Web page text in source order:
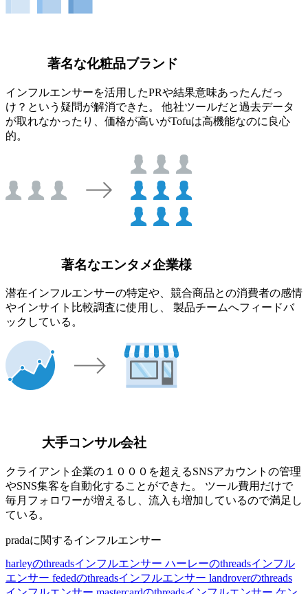
著名な化粧品ブランド
インフルエンサーを活用したPRや結果意味あったんだっ
け？という疑問が解消できた。 他社ツールだと過去データ
が取れなかったり、価格が高いがTofuは高機能なのに良心
的。
著名なエンタメ企業様
潜在インフルエンサーの特定や、競合商品との消費者の感情
やインサイト比較調査に使用し、 製品チームへフィードバ
ックしている。
大手コンサル会社
クライアント企業の１０００を超えるSNSアカウントの管理
やSNS集客を自動化することができた。 ツール費用だけで
毎月フォロワーが増えるし、流入も増加しているので満足し
ている。
pradaに関するインフルエンサー
harleyのthreadsインフルエンサー ハーレーのthreadsインフル
エンサー fededのthreadsインフルエンサー landroverのthreads